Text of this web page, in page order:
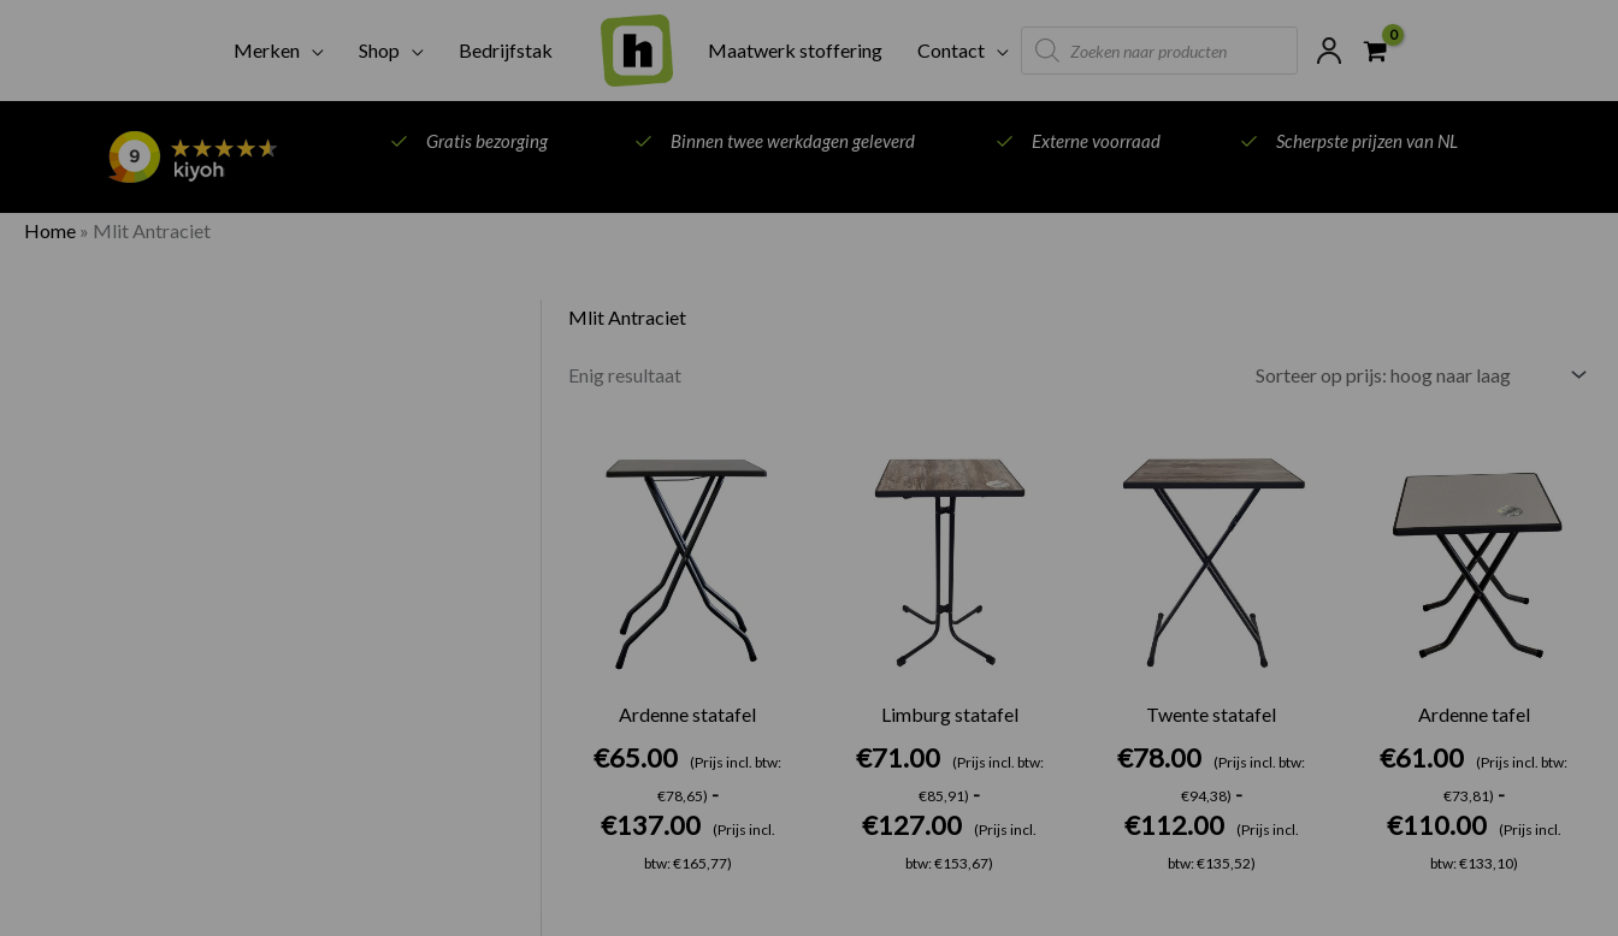
Merken Shop Bedrijfstak Maatwerk stoffering Contact
Products
search
Gratis bezorging Binnen twee werkdagen geleverd Externe voorraad Scherpste prijzen van NL
Home » Mlit Antraciet
Mlit Antraciet
Enig resultaat
Ardenne statafel
€65.00
(Prijs incl. btw:
€78,65) -
€137.00
(Prijs incl.
btw: €165,77)
€65.00
Limburg statafel
€71.00
(Prijs incl. btw:
€85,91) -
€127.00
(Prijs incl.
btw: €153,67)
€71.00
tot
Twente statafel
€78.00
(Prijs incl. btw:
€94,38) -
€112.00
(Prijs incl.
btw: €135,52)
€78.00
tot
Ardenne tafel
€61.00
(Prijs incl. btw:
€73,81) -
€110.00
(Prijs incl.
btw: €133,10)
€61.00
€110.00